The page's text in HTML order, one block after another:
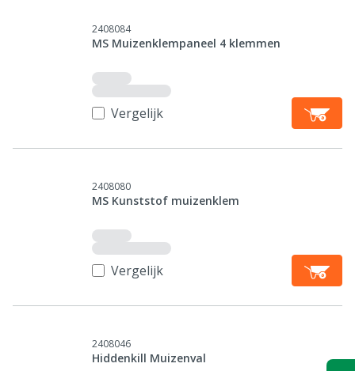
2408084
MS Muizenklempaneel 4 klemmen
Vergelijk
2408080
MS Kunststof muizenklem
Vergelijk
2408046
Hiddenkill Muizenval